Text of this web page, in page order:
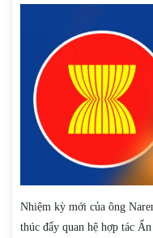
Nhiệm kỳ mới của ông
thúc đẩy quan hệ hợp tác